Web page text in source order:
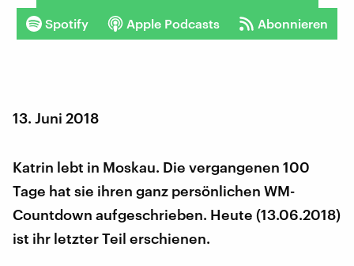
Spotify Apple Podcasts Abonnieren
13. Juni 2018
Katrin lebt in Moskau. Die vergangenen 100
Tage hat sie ihren ganz persönlichen WM-
Countdown aufgeschrieben. Heute (13.06.2018)
ist ihr letzter Teil erschienen.